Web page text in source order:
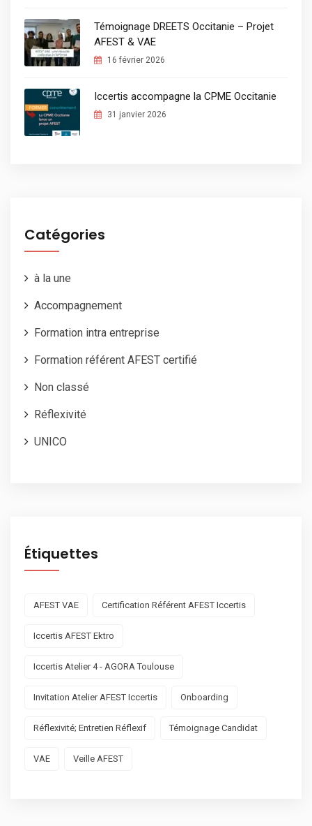
Témoignage DREETS Occitanie – Projet
AFEST & VAE
16 février 2026
Iccertis accompagne la CPME Occitanie
31 janvier 2026
Catégories
à la une
Accompagnement
Formation intra entreprise
Formation référent AFEST certifié
Non classé
Réflexivité
UNICO
Étiquettes
AFEST VAE Certification Référent AFEST Iccertis
Iccertis AFEST Ektro
Iccertis Atelier 4 - AGORA Toulouse
Invitation Atelier AFEST Iccertis Onboarding
Réflexivité; Entretien Réflexif Témoignage Candidat
VAE Veille AFEST